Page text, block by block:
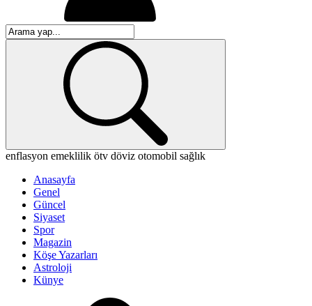
enflasyon emeklilik ötv döviz otomobil sağlık
Anasayfa
Genel
Güncel
Siyaset
Spor
Magazin
Köşe Yazarları
Astroloji
Künye